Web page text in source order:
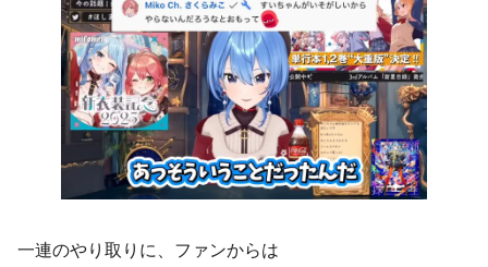
一連のやり取りに、ファンからは